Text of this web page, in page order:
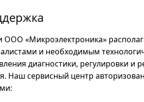
«Микроэлектроника»
и необходимым
диагностики, регулировки и
Наш сервисный центр авторизован